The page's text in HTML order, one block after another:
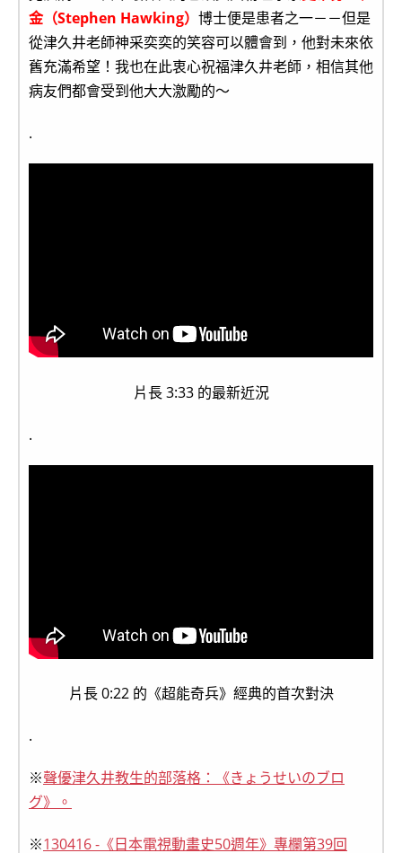
金（Stephen Hawking） 博士便是患者之一－－但是
從津久井老師神采奕奕的笑容可以體會到，他對未來依
舊充滿希望！我也在此衷心祝福津久井老師，相信其他
病友們都會受到他大大激勵的～
.
片長 3:33 的最新近況
.
片長 0:22 的《超能奇兵》經典的首次對決
.
※聲優津久井教生的部落格：《きょうせいのブロ
グ》。
※130416 -《日本電視動畫史50週年》專欄第39回